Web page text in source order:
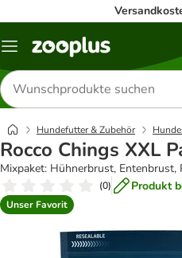
Menü
Produkte
suchen
Hundefutter & Zubehör
Rocco Chings XXL
Mixpaket: Hühnerbrust, Entenbrust,
(0) Produkt
Unser Favorit